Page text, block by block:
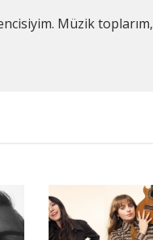
Müzik toplarım,